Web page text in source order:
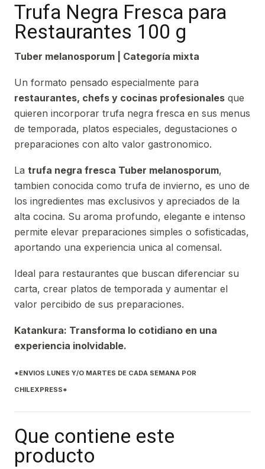
Trufa Negra Fresca para
Restaurantes 100 g
Tuber melanosporum | Categoría mixta
Un formato pensado especialmente para
restaurantes, chefs y cocinas profesionales que
quieren incorporar trufa negra fresca en sus menus
de temporada, platos especiales, degustaciones o
preparaciones con alto valor gastronomico.
La trufa negra fresca Tuber melanosporum,
tambien conocida como trufa de invierno, es uno de
los ingredientes mas exclusivos y apreciados de la
alta cocina. Su aroma profundo, elegante e intenso
permite elevar preparaciones simples o sofisticadas,
aportando una experiencia unica al comensal.
Ideal para restaurantes que buscan diferenciar su
carta, crear platos de temporada y aumentar el
valor percibido de sus preparaciones.
Katankura: Transforma lo cotidiano en una
experiencia inolvidable.
*ENVIOS LUNES Y/O MARTES DE CADA SEMANA POR
CHILEXPRESS*
Que contiene este
producto